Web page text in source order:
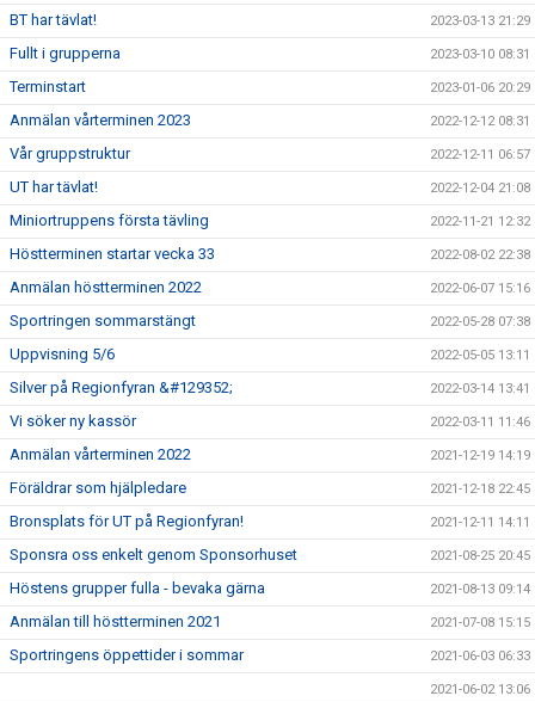
BT har tävlat! 2023-03-13 21:29
Fullt i grupperna 2023-03-10 08:31
Terminstart 2023-01-06 20:29
Anmälan vårterminen 2023 2022-12-12 08:31
Vår gruppstruktur 2022-12-11 06:57
UT har tävlat! 2022-12-04 21:08
Miniortruppens första tävling 2022-11-21 12:32
Höstterminen startar vecka 33 2022-08-02 22:38
Anmälan höstterminen 2022 2022-06-07 15:16
Sportringen sommarstängt 2022-05-28 07:38
Uppvisning 5/6 2022-05-05 13:11
Silver på Regionfyran &#129352; 2022-03-14 13:41
Vi söker ny kassör 2022-03-11 11:46
Anmälan vårterminen 2022 2021-12-19 14:19
Föräldrar som hjälpledare 2021-12-18 22:45
Bronsplats för UT på Regionfyran! 2021-12-11 14:11
Sponsra oss enkelt genom Sponsorhuset 2021-08-25 20:45
Höstens grupper fulla - bevaka gärna 2021-08-13 09:14
Anmälan till höstterminen 2021 2021-07-08 15:15
Sportringens öppettider i sommar 2021-06-03 06:33
2021-06-02 13:06